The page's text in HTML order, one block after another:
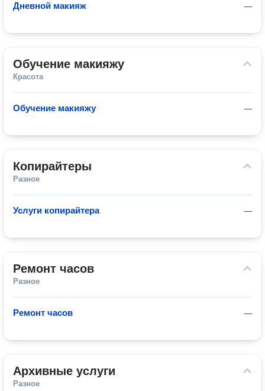
—
Дневной макияж
Обучение макияжу
Красота
—
Обучение макияжу
Копирайтеры
Разное
—
Услуги копирайтера
Ремонт часов
Разное
—
Ремонт часов
Архивные услуги
Разное